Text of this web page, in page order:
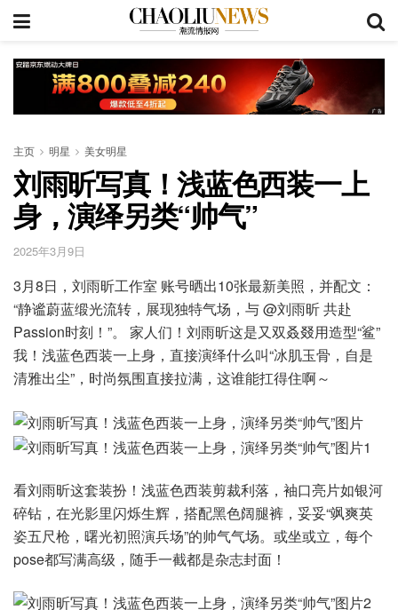
主页 明星 美女明星
刘雨昕写真！浅蓝色西装一上
身，演绎另类“帅气”
2025年3月9日
3月8日，刘雨昕工作室 账号晒出10张最新美照，并配文：
“静谧蔚蓝缎光流转，展现独特气场，与 @刘雨昕 共赴
Passion时刻！”。 家人们！刘雨昕这是又双叒叕用造型“鲨”
我！浅蓝色西装一上身，直接演绎什么叫“冰肌玉骨，自是
清雅出尘”，时尚氛围直接拉满，这谁能扛得住啊～
看刘雨昕这套装扮！浅蓝色西装剪裁利落，袖口亮片如银河
碎钻，在光影里闪烁生辉，搭配黑色阔腿裤，妥妥“飒爽英
姿五尺枪，曙光初照演兵场”的帅气气场。或坐或立，每个
pose都写满高级，随手一截都是杂志封面！